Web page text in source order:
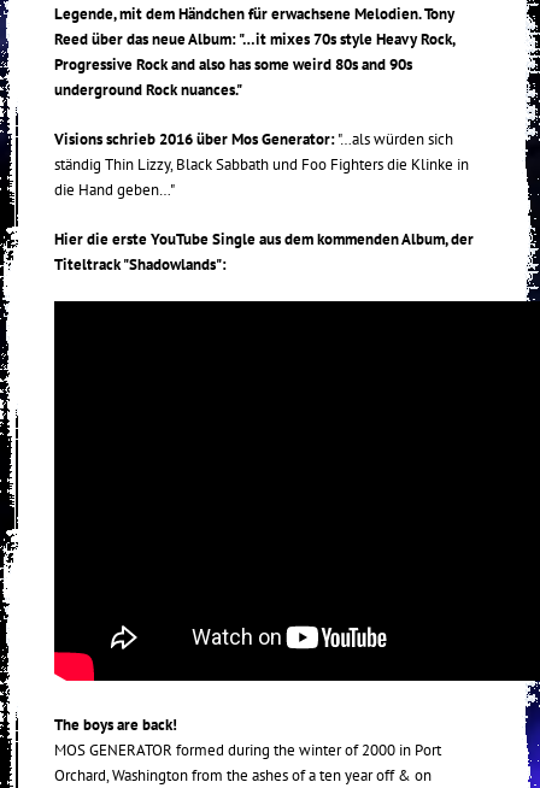
Legende, mit dem Händchen für erwachsene Melodien. Tony
Reed über das neue Album: "…it mixes 70s style Heavy Rock,
Progressive Rock and also has some weird 80s and 90s
underground Rock nuances."
Visions schrieb 2016 über Mos Generator:"…als würden sich
ständig Thin Lizzy, Black Sabbath und Foo Fighters die Klinke in
die Hand geben…"
Hier die erste YouTube Single aus dem kommenden Album, der
Titeltrack "Shadowlands":
The boys are back!
MOS GENERATOR formed during the winter of 2000 in Port
Orchard, Washington from the ashes of a ten year off & on